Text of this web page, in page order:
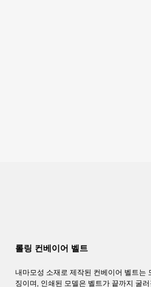
롤링 컨베이어 벨트
내마모성 소재로 제작된 컨베이어 벨트는
징이며, 인쇄된 모델은 벨트가 끝까지 굴